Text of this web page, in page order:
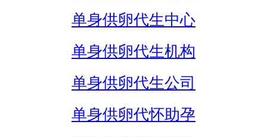
单身供卵代生中心
单身供卵代生机构
单身供卵代生公司
单身供卵代怀助孕